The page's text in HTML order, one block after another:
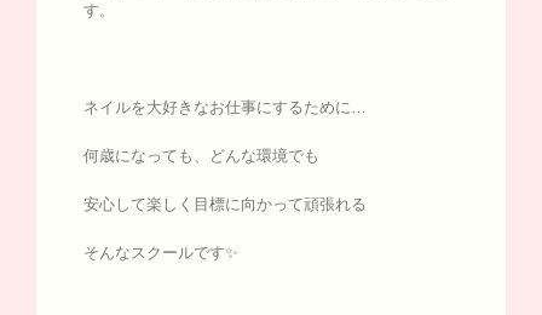
す。
ネイルを大好きなお仕事にするために…
何歳になっても、どんな環境でも
安心して楽しく目標に向かって頑張れる
そんなスクールです✨